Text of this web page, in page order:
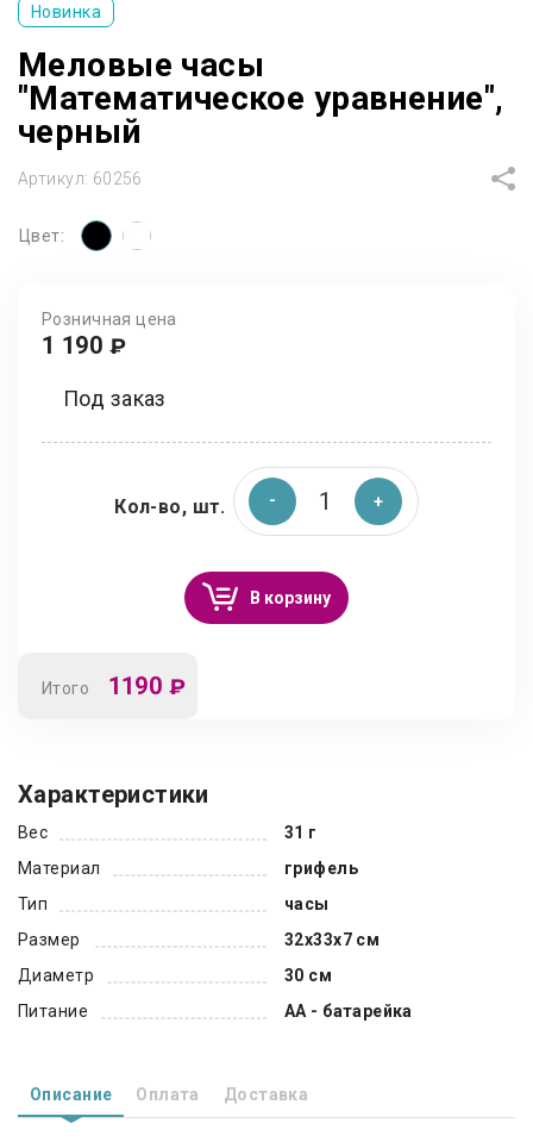
Новинка
Меловые часы
"Математическое уравнение",
черный
Артикул: 60256
Цвет:
Розничная цена
1 190 ₽
Под заказ
Кол-во, шт.
В корзину
Итого 1190 ₽
Характеристики
Вес
31 г
Материал
грифель
Тип
часы
Размер
32x33x7 см
Диаметр
30 см
Питание
AA - батарейка
Описание Оплата Доставка